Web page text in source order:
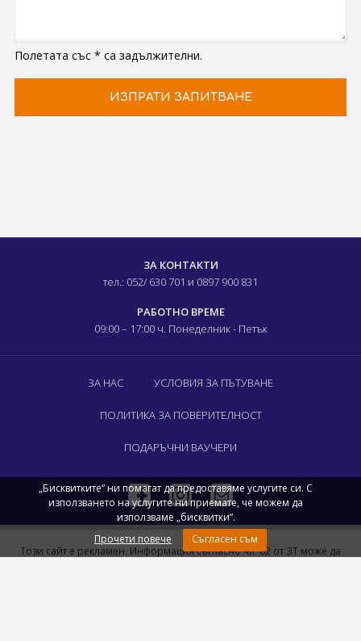
Полетата със * са задължителни.
ЗА КОНТАКТИ
тел.: 052/ 630 701 и 0897 900 831
РАБОТНО ВРЕМЕ
09:00 – 17:00 ч. Понеделник - Петък
ЗА НАС УСЛОВИЯ ЗА ПЪТУВАНЕ
ПОЛИТИКА ЗА ПОВЕРИТЕЛНОСТ
ПОДАРЪЧНИ ВАУЧЕРИ
Този сайт е рекламен. Информация съгласно чл. 82 от ЗТ може да
„Бисквитките“ ни помагат да предоставяме услугите си. С
използването на услугите ни приемате, че можем да
използваме „бисквитки“.
Прочети повече
Съгласен съм